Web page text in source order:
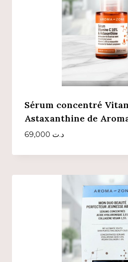
Sérum concentré
Astaxanthine de
د.ت